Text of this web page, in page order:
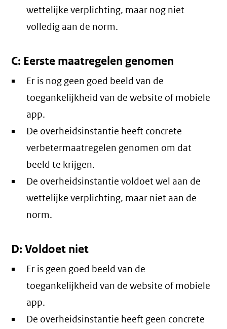
wettelijke verplichting, maar nog niet
volledig aan de norm.
C: Eerste maatregelen genomen
Er is nog geen goed beeld van de
toegankelijkheid van de website of mobiele
app.
De overheidsinstantie heeft concrete
verbetermaatregelen genomen om dat
beeld te krijgen.
De overheidsinstantie voldoet wel aan de
wettelijke verplichting, maar niet aan de
norm.
D: Voldoet niet
Er is geen goed beeld van de
toegankelijkheid van de website of mobiele
app.
De overheidsinstantie heeft geen concrete